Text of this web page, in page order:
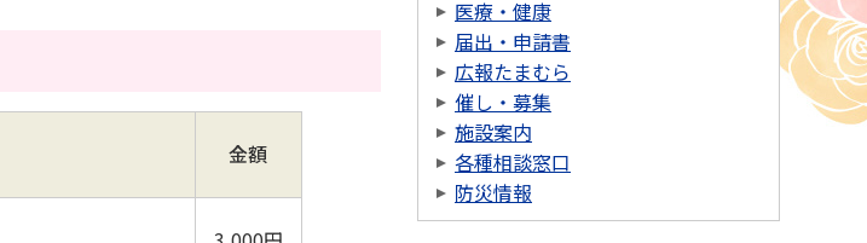
金額
医療・健康
届出・申請書
広報たまむら
催し・募集
施設案内
各種相談窓口
防災情報